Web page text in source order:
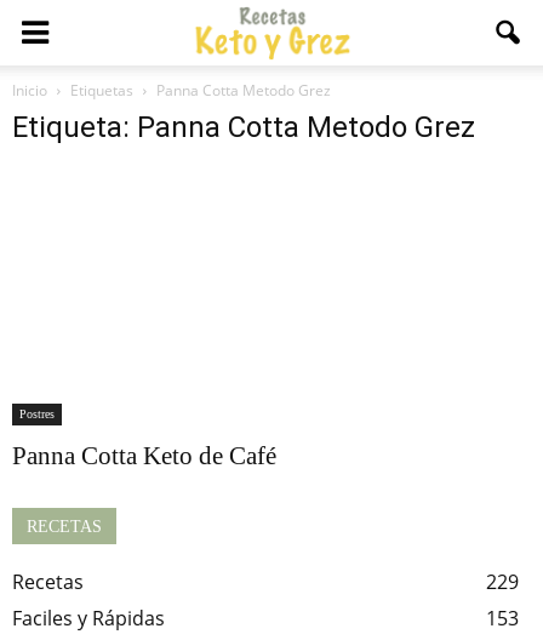
Inicio Etiquetas Panna Cotta Metodo Grez
Etiqueta: Panna Cotta Metodo Grez
Postres
Panna Cotta Keto de Café
RECETAS
Recetas
229
Faciles y Rápidas
153